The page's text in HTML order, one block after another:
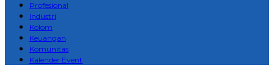
Profesional
Industri
Kolom
Keuangan
Komunitas
Kalender Event